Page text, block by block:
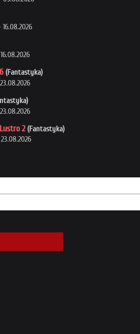
16.08.2026
16.08.2026
(Fantastyka)
23.08.2026
23.08.2026
2 (Fantastyka)
23.08.2026